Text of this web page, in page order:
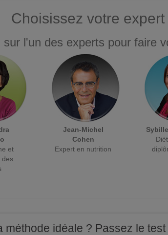
Choisissez votre
sur l'un des experts pour faire
et
des
Jean-Michel
Cohen
Expert en nutrition
méthode idéale ? Passez le